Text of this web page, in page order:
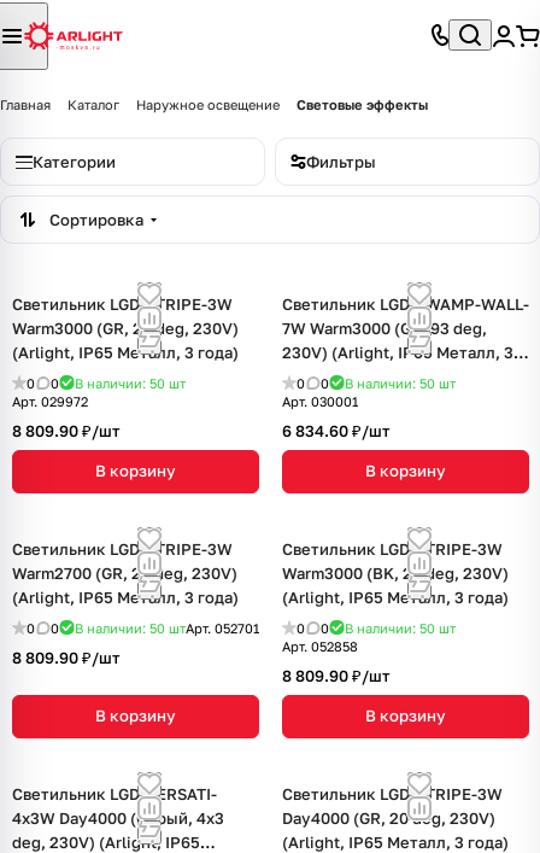
Главная Каталог Наружное освещение Световые эффекты
Категории Фильтры
Сортировка
Светильник LGD-STRIPE-3W
Warm3000 (GR, 20 deg, 230V)
(Arlight, IP65 Металл, 3 года)
0 0 В наличии: 50 шт
Арт. 029972
8 809.90 ₽/шт
В корзину
Светильник LGD-SWAMP-WALL-
7W Warm3000 (GR, 93 deg,
230V) (Arlight, IP65 Металл, 3
года)
0 0 В наличии: 50 шт
Арт. 030001
6 834.60 ₽/шт
В корзину
Светильник LGD-STRIPE-3W
Warm2700 (GR, 20 deg, 230V)
(Arlight, IP65 Металл, 3 года)
0 0 В наличии: 50 штАрт. 052701
8 809.90 ₽/шт
В корзину
Светильник LGD-STRIPE-3W
Warm3000 (BK, 20 deg, 230V)
(Arlight, IP65 Металл, 3 года)
0 0 В наличии: 50 шт
Арт. 052858
8 809.90 ₽/шт
В корзину
Светильник LGD-VERSATI-
4x3W Day4000 (Серый, 4x3
deg, 230V) (Arlight, IP65
Светильник LGD-STRIPE-3W
Day4000 (GR, 20 deg, 230V)
(Arlight, IP65 Металл, 3 года)